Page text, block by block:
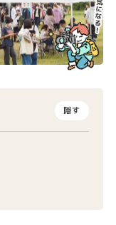
隠す